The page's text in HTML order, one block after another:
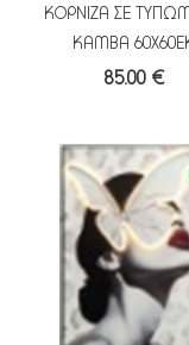
ΚΟΡΝΙΖΑ ΣΕ
ΚΑΜΒΑ
85.00 €